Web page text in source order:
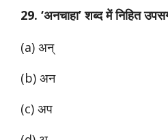
29. ‘अनचाहा’ शब्द में निहित
(a) अन्
(b) अन
(c) अप